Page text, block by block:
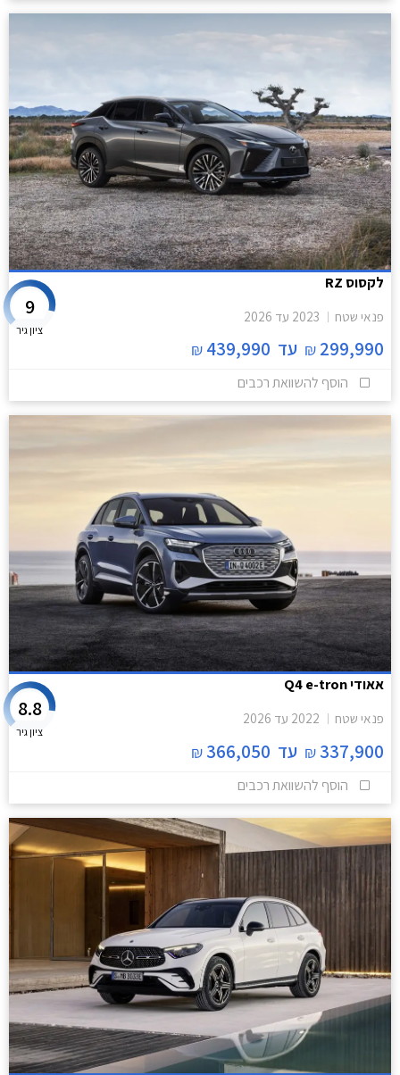
לקסוס RZ
פנאי שטח 2023 עד 2026
299,990
₪ עד 439,990
₪
9
ציון גיר
הוסף להשוואת רכבים
אאודי Q4 e-tron
פנאי שטח 2022 עד 2026
337,900
₪ עד 366,050
₪
8.8
ציון גיר
הוסף להשוואת רכבים